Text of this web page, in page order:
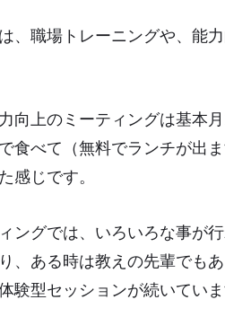
、職場トレーニングや、能
向上のミーティングは基本
食べて（無料でランチが出
感じです。
ングでは、いろいろな事が
、ある時は教えの先輩でも
験型セッションが続いていま